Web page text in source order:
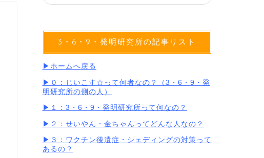
3・6・9・発明研究所の記事リスト
▶︎ホームへ戻る
▶︎０：じいこす☆って何者なの？（3・6・9・発
明研究所の側の人）
▶︎１：3・6・9・発明研究所って何なの？
▶︎２：せいやん・金ちゃんってどんな人なの？
▶︎３：ワクチン後遺症・シェディングの対策って
あるの？